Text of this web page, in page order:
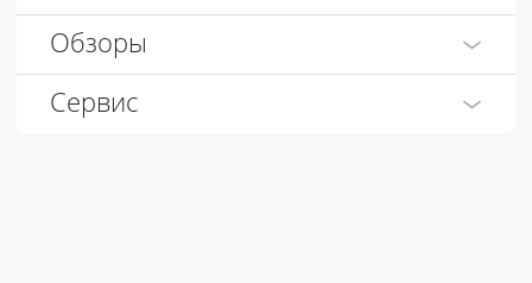
Обзоры
Сервис